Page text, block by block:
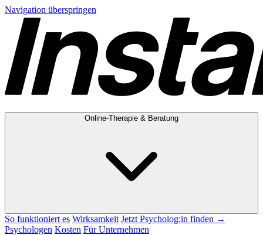
Navigation überspringen
Online-Therapie & Beratung
So funktioniert es Wirksamkeit Jetzt Psycholog:in finden →
Psychologen Kosten Für Unternehmen